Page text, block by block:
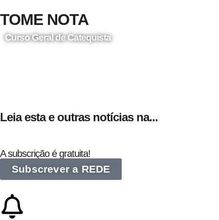
TOME NOTA
Curso Geral de Catequista
Leia esta e outras notícias na...
A subscrição é gratuita!
Subscrever a REDE